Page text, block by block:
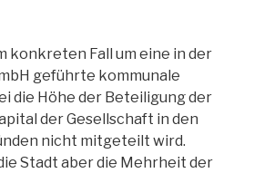
konkreten Fall um eine in der
geführte kommunale
die Höhe der Beteiligung der
der Gesellschaft in den
nicht mitgeteilt wird.
Stadt aber die Mehrheit der